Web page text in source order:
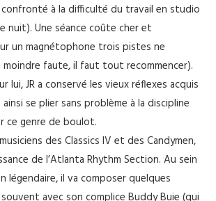
à la difficulté du travail en studio
nuit). Une séance coûte cher et
un magnétophone trois pistes ne
moindre faute, il faut tout recommencer).
lui, JR a conservé les vieux réflexes acquis
se plier sans problème à la discipline
ce genre de boulot.
des Classics IV et des Candymen,
de l’Atlanta Rhythm Section. Au sein
il va composer quelques
avec son complice Buddy Buie (qui